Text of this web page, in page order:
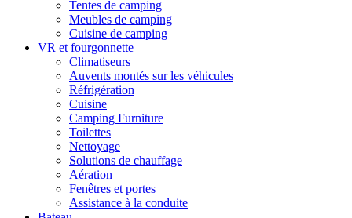
Tentes de camping
Meubles de camping
Cuisine de camping
VR et fourgonnette
Climatiseurs
Auvents montés sur les véhicules
Réfrigération
Cuisine
Camping Furniture
Toilettes
Nettoyage
Solutions de chauffage
Aération
Fenêtres et portes
Assistance à la conduite